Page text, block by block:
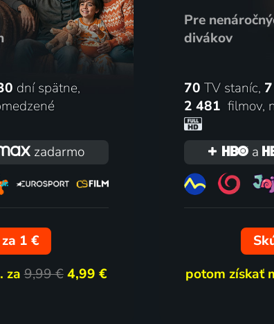
Pozor na anjelov
1980 | Slovensko | Komédia, Dráma
Teória
2023
54 dielov
Geolino
2012-2016
14
Cez lupu
2026 |
dní spätne,
zadarmo
1 €
za9,99 € 4,99 €
Pre
divákov
70 TV staníc, 7
2 481 filmov,
a
potom získať